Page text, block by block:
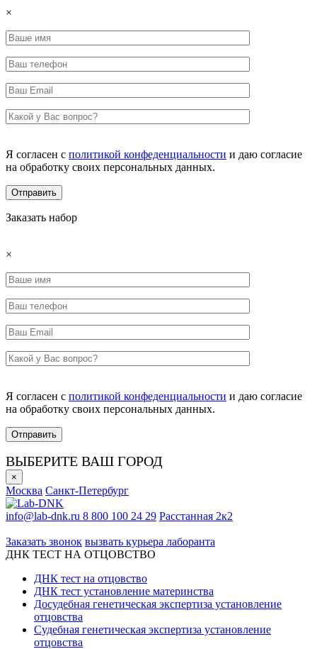
×
Я согласен с политикой конфеденциальности и даю согласие
на обработку своих персональных данных.
Заказать набор
×
Я согласен с политикой конфеденциальности и даю согласие
на обработку своих персональных данных.
ВЫБЕРИТЕ ВАШ ГОРОД
×
Москва Санкт-Петербург
info@lab-dnk.ru 8 800 100 24 29 Расстанная 2к2
Заказать звонок вызвать курьера лаборанта
ДНК ТЕСТ НА ОТЦОВСТВО
ДНК тест на отцовство
ДНК тест установление материнства
Досудебная генетическая экспертиза установление
отцовства
Судебная генетическая экспертиза установление
отцовства